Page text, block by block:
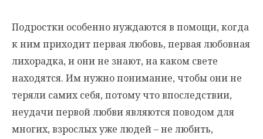
Подростки особенно нуждаются в помощи, когда
к ним приходит первая любовь, первая любовная
лихорадка, и они не знают, на каком свете
находятся. Им нужно понимание, чтобы они не
теряли самих себя, потому что впоследствии,
неудачи первой любви являются поводом для
многих, взрослых уже людей – не любить,